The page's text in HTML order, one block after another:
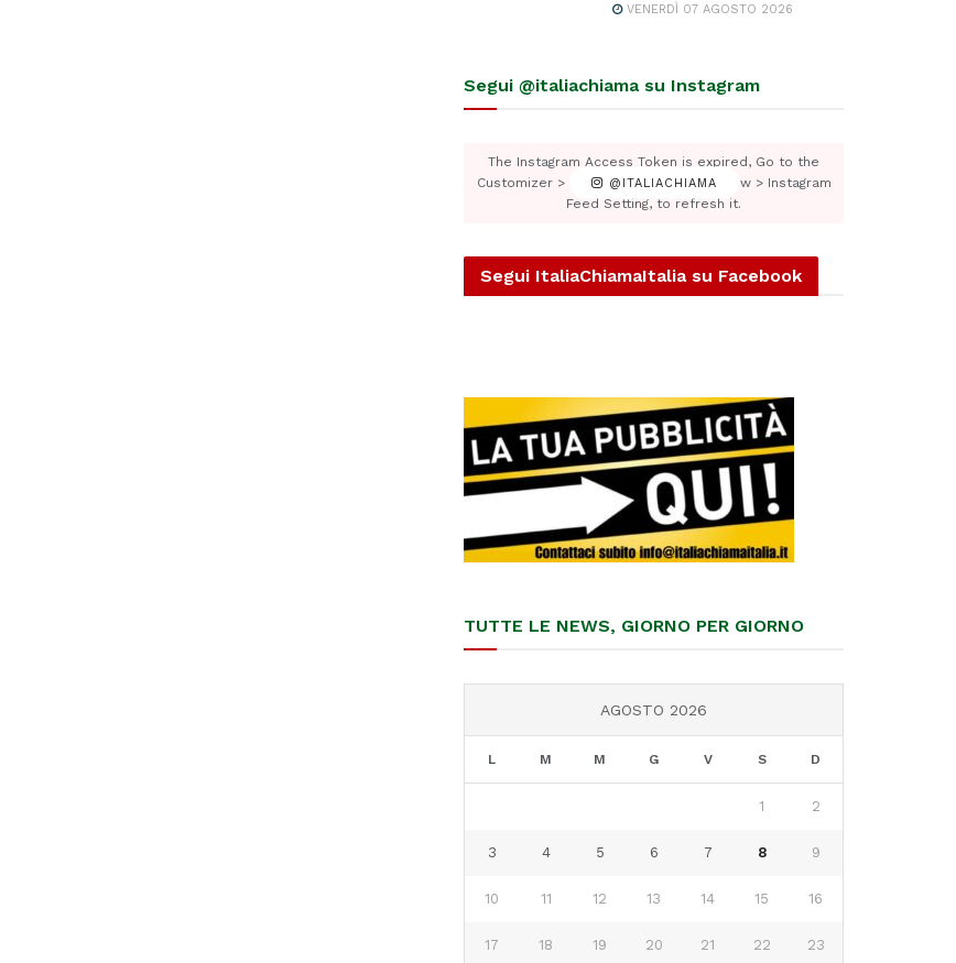
VENERDÌ 07 AGOSTO 2026
Segui @italiachiama su Instagram
@ITALIACHIAMA
The Instagram Access Token is expired, Go to the
Customizer > JNews : Social, Like & View > Instagram
Feed Setting, to refresh it.
Segui ItaliaChiamaItalia su Facebook
TUTTE LE NEWS, GIORNO PER GIORNO
AGOSTO 2026
L M M G V S D
1 2
3 4 5 6 7 8 9
10 11 12 13 14 15 16
17 18 19 20 21 22 23